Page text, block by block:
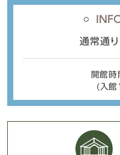
通常通
開館
(入館